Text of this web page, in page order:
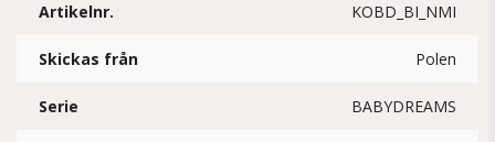
Artikelnr. KOBD_BI_NMI
Skickas från Polen
Serie BABYDREAMS